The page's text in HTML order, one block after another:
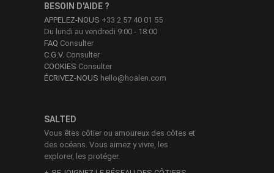
SALTED
Vous êtes côtier ou amoureux des côtes et
des océans. Vous aimez y vivre, les
explorer, les protéger.
BESOIN D'AIDE ?
APPELEZ-NOUS +33 2 57 40 01 55
Du lundi au vendredi 9:00 - 18:00
FAQ Consulter
C.G.V. Consulter
COOKIES Consulter
ÉCRIVEZ-NOUS hello@hoalen.com